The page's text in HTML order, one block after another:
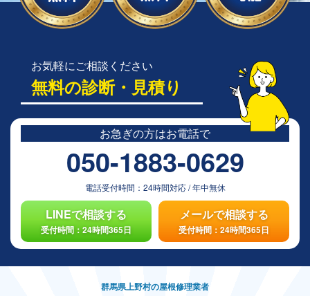
お気軽にご相談ください
無料の診断・見積り
お急ぎの方はお電話で
050-1883-0629
電話受付時間： 24時間対応/年中無休
LINEで相談する
受付時間：24時間365日
メールで相談する
受付時間：24時間365日
群馬県上野村の屋根修理業者